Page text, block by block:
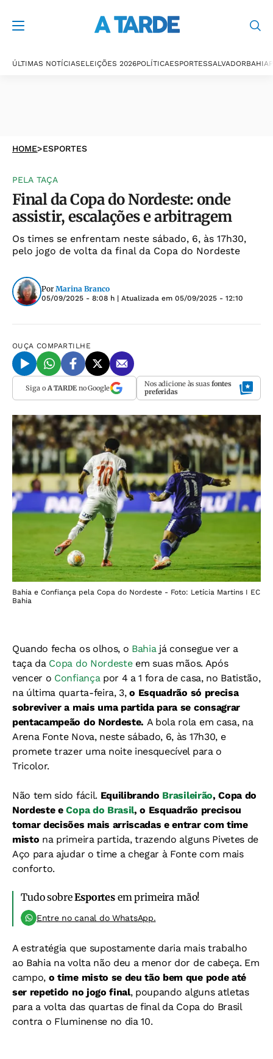
ÚLTIMAS NOTÍCIASELEIÇÕES 2026POLÍTICAESPORTESSALVADORBAHIA
HOME>ESPORTES
PELA TAÇA
Final da Copa do Nordeste: onde
assistir, escalações e arbitragem
Os times se enfrentam neste sábado, 6, às 17h30,
pelo jogo de volta da final da Copa do Nordeste
Por Marina Branco
05/09/2025 - 8:08 h | Atualizada em 05/09/2025 - 12:10
OUÇA COMPARTILHE
Siga o A TARDEno Google Nos adicione às suas fontes
preferidas
Bahia e Confiança pela Copa do Nordeste - Foto: Letícia Martins I EC
Bahia
Quando fecha os olhos, o Bahia já consegue ver a
taça da Copa do Nordesteem suas mãos. Após
vencer o Confiança por 4 a 1 fora de casa, no Batistão,
na última quarta-feira, 3,o Esquadrão só precisa
sobreviver a mais uma partida para se consagrar
pentacampeão do Nordeste. A bola rola em casa, na
Arena Fonte Nova, neste sábado, 6, às 17h30, e
promete trazer uma noite inesquecível para o
Tricolor.
Não tem sido fácil. Equilibrando Brasileirão, Copa do
Nordeste eCopa do Brasil, o Esquadrão precisou
tomar decisões mais arriscadas e entrar com time
misto na primeira partida, trazendo alguns Pivetes de
Aço para ajudar o time a chegar à Fonte com mais
conforto.
Tudo sobreEsportesem primeira mão!
Entre no canal do WhatsApp.
A estratégia que supostamente daria mais trabalho
ao Bahia na volta não deu a menor dor de cabeça. Em
campo, o time misto se deu tão bem que pode até
ser repetido no jogo final, poupando alguns atletas
para a volta das quartas de final da Copa do Brasil
contra o Fluminense no dia 10.